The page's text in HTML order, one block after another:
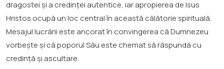
dragostei și a credinței autentice, iar apropierea de Isus
Hristos ocupă un loc central în această călătorie spirituală.
Mesajul lucrării este ancorat în convingerea că Dumnezeu
vorbește și că poporul Său este chemat să răspundă cu
credință și ascultare.